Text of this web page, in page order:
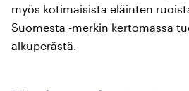
myös kotimaisista eläinten
Suomesta -merkin kertomassa
alkuperästä.